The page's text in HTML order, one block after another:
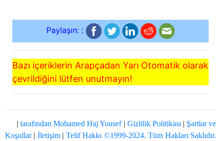
Paylaşın: :
Bazı içeriklerin Arapçadan Yarı Otomatik olarak
çevrildiğini lütfen unutmayın!
|tarafından Mohamed Haj Yousef| Gizlilik Politikası| Şartlar ve
Koşullar| İletişim| Telif Hakkı ©1999-2024. Tüm Hakları Saklıdır.